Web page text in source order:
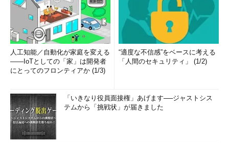
人工知能／自動化が家庭を変える
――IoTとしての「家」は開発者
にとってのフロンティアか (1/3)
“適度な不信感”をベースに考える
「人間のセキュリティ」 (1/2)
「いきなり役員面接権」あげます──ジャストシス
テムから「挑戦状」が届きました